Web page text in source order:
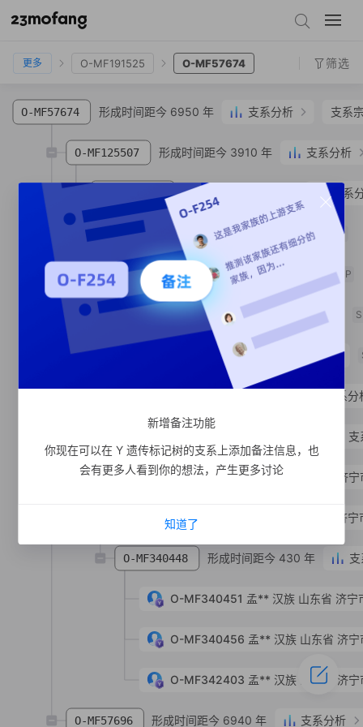
O-MF14132
更多 O-MF191525 O-MF57674 筛选
O-MF57674 形成时间距今 6950 年 支系分析 支系
O-MF125507 形成时间距今 3910 年 支系分析
O-MF57696 形成时间距今 6940 年 支系分析
形成时间距今 2950 年 支系
支系分
O-MF983283 形成时间距今 790 年 SNP
O-MF109800 形成时间距今 1420 年 SNP
支
O-MF340448 形成时间距今 430 年
O-MF113619 形成时间距今 1020 年
O-MF340462孟** 汉族 山东省 济
O-MF336397 山东省 济
O-MF340451 孟** 汉族 山东省 济宁
O-MF340456 孟** 汉族 山东省 济
O-MF342403 孟** 汉族 山东省 济
O-MF108299 人
新增备注功能
你现在可以在 Y 遗传标记树的支系上添加备注信息，也
会有更多人看到你的想法，产生更多讨论
知道了